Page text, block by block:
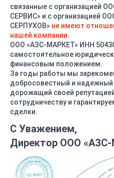
Колесо центробежное
связанные с организацией
СЕРВИС» и с организацией
СЕРПУХОВ» не имеют
нашей компании.
ООО «АЗС-МАРКЕТ» ИНН
самостоятельное
финансовым положением.
За годы работы мы
добросовестный и
дорожащий своей
сотрудничеству и
сделки.
С Уважением,
Директор ООО «АЗС-